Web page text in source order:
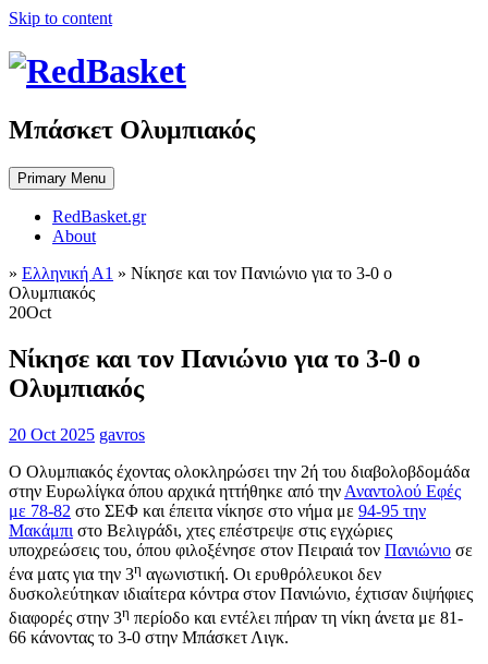
Skip to content
Μπάσκετ Ολυμπιακός
Primary Menu
RedBasket.gr
About
» Ελληνική Α1 » Νίκησε και τον Πανιώνιο για το 3-0 ο
Ολυμπιακός
20Oct
Νίκησε και τον Πανιώνιο για το 3-0 ο
Ολυμπιακός
20 Oct 2025 gavros
Ο Ολυμπιακός έχοντας ολοκληρώσει την 2ή του διαβολοβδομάδα
στην Ευρωλίγκα όπου αρχικά ηττήθηκε από την Αναντολού Εφές
με 78-82 στο ΣΕΦ και έπειτα νίκησε στο νήμα με 94-95 την
Μακάμπι στο Βελιγράδι, χτες επέστρεψε στις εγχώριες
υποχρεώσεις του, όπου φιλοξένησε στον Πειραιά τον Πανιώνιο σε
ένα ματς για την 3η αγωνιστική. Οι ερυθρόλευκοι δεν
δυσκολεύτηκαν ιδιαίτερα κόντρα στον Πανιώνιο, έχτισαν διψήφιες
διαφορές στην 3η περίοδο και εντέλει πήραν τη νίκη άνετα με 81-
66 κάνοντας το 3-0 στην Μπάσκετ Λιγκ.